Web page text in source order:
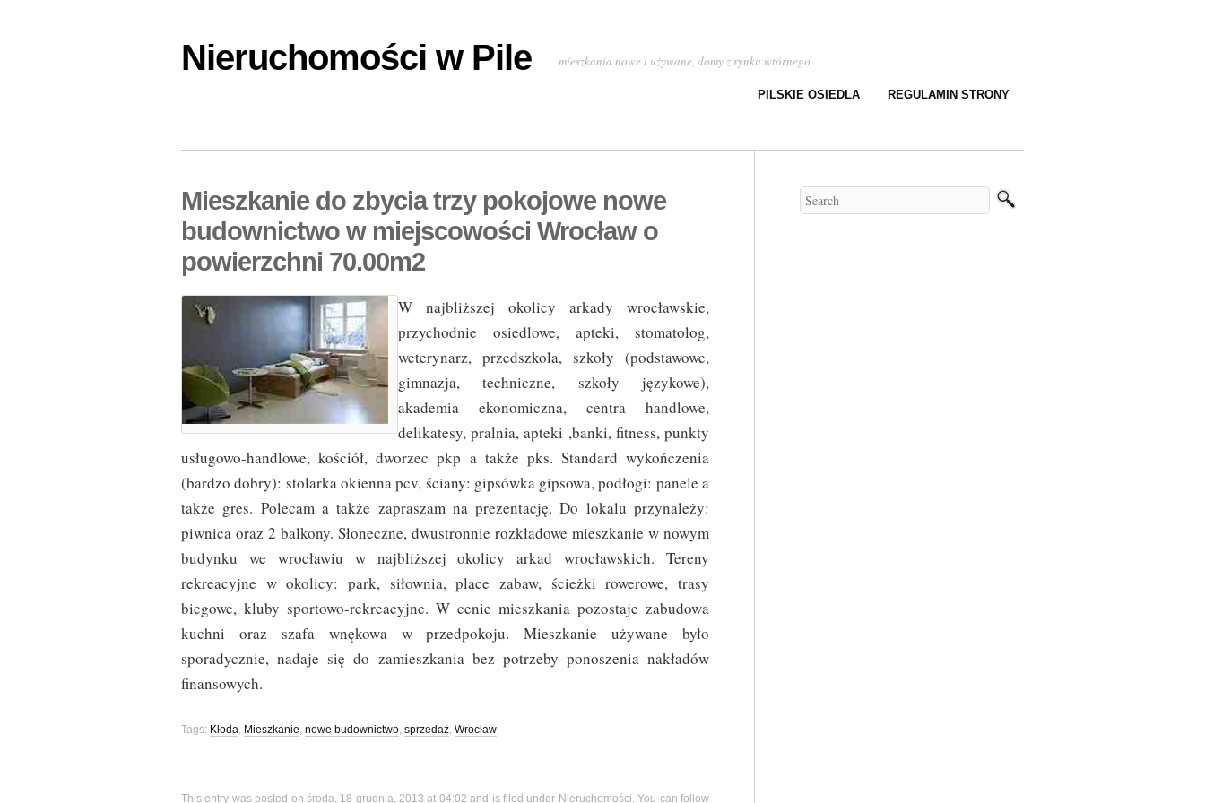
Nieruchomości w Pile mieszkania nowe i używane, domy z rynku wtórnego
PILSKIE OSIEDLA REGULAMIN STRONY
Mieszkanie do zbycia trzy pokojowe nowe
budownictwo w miejscowości Wrocław o
powierzchni 70.00m2
W najbliższej okolicy arkady wrocławskie,
przychodnie osiedlowe, apteki, stomatolog,
weterynarz, przedszkola, szkoły (podstawowe,
gimnazja, techniczne, szkoły językowe),
akademia ekonomiczna, centra handlowe,
delikatesy, pralnia, apteki ,banki, fitness, punkty
usługowo-handlowe, kościół, dworzec pkp a także pks. Standard wykończenia
(bardzo dobry): stolarka okienna pcv, ściany: gipsówka gipsowa, podłogi: panele a
także gres. Polecam a także zapraszam na prezentację. Do lokalu przynależy:
piwnica oraz 2 balkony. Słoneczne, dwustronnie rozkładowe mieszkanie w nowym
budynku we wrocławiu w najbliższej okolicy arkad wrocławskich. Tereny
rekreacyjne w okolicy: park, siłownia, place zabaw, ścieżki rowerowe, trasy
biegowe, kluby sportowo-rekreacyjne. W cenie mieszkania pozostaje zabudowa
kuchni oraz szafa wnękowa w przedpokoju. Mieszkanie używane było
sporadycznie, nadaje się do zamieszkania bez potrzeby ponoszenia nakładów
finansowych.
Tags: Kłoda, Mieszkanie, nowe budownictwo, sprzedaż, Wrocław
This entry was posted on środa, 18 grudnia, 2013 at 04:02 and is filed under Nieruchomości. You can follow